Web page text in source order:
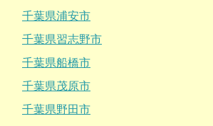
千葉県浦安市
千葉県習志野市
千葉県船橋市
千葉県茂原市
千葉県野田市